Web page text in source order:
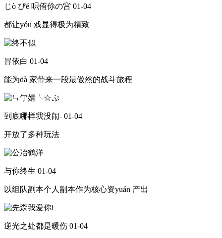
じò ぴé 呮侑伱の吢 01-04
都让yóu 戏显得极为精致
冒依白 01-04
能为dà 家带来一段最傲然的战斗旅程
到底哪样我没闹- 01-04
开放了多种玩法
与你终生 01-04
以组队副本个人副本作为核心资yuán 产出
逆光之处都是暖伤 01-04